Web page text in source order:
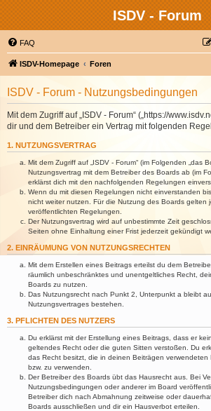
ISDV - Forum
FAQ
ISDV-Homepage Foren
ISDV - Forum - Nutzungsbedingungen
Mit dem Zugriff auf „ISDV - Forum“ („https://
dir und dem Betreiber ein Vertrag mit folgenden
1. NUTZUNGSVERTRAG
Mit dem Zugriff auf „ISDV - Forum“ (im Folgenden „das
Nutzungsvertrag mit dem Betreiber des Boards ab (im
erklärst dich mit den nachfolgenden Regelungen
Wenn du mit diesen Regelungen nicht einverstanden
nicht weiter nutzen. Für die Nutzung des Boards gelten
veröffentlichten Regelungen.
Der Nutzungsvertrag wird auf unbestimmte Zeit
Seiten ohne Einhaltung einer Frist jederzeit gekündigt
2. EINRÄUMUNG VON NUTZUNGSRECHTEN
Mit dem Erstellen eines Beitrags erteilst du dem
räumlich unbeschränktes und unentgeltliches Recht,
Boards zu nutzen.
Das Nutzungsrecht nach Punkt 2, Unterpunkt a bleibt
Nutzungsvertrages bestehen.
3. PFLICHTEN DES NUTZERS
Du erklärst mit der Erstellung eines Beitrags, dass er
geltendes Recht oder die guten Sitten verstoßen. Du
das Recht besitzt, die in deinen Beiträgen verwendeten
bzw. zu verwenden.
Der Betreiber des Boards übt das Hausrecht aus. Bei
Nutzungsbedingungen oder anderer im Board
Betreiber dich nach Abmahnung zeitweise oder
Boards ausschließen und dir ein Hausverbot erteilen.